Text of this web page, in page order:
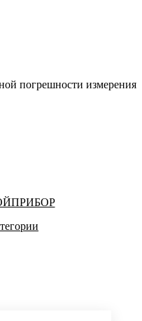
погрешности измерения